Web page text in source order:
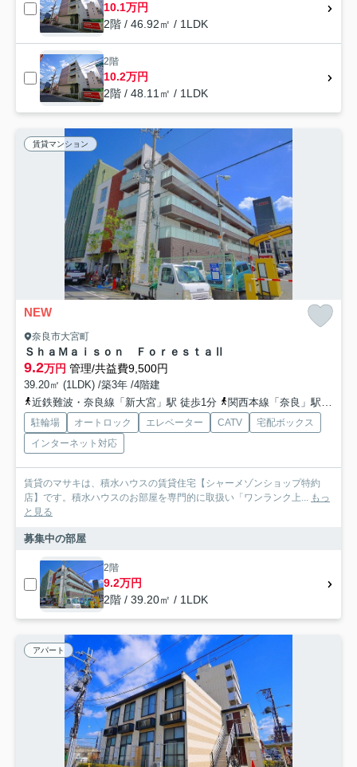
10.1万円
2階 / 46.92㎡ / 1LDK
2階
10.2万円
2階 / 48.11㎡ / 1LDK
賃貸マンション
NEW
奈良市大宮町
ＳｈａＭａｉｓｏｎ ＦｏｒｅｓｔａⅡ
9.2万円 管理/共益費9,500円
39.20㎡ (1LDK) /築3年 /4階建
近鉄難波・奈良線「新大宮」駅 徒歩1分
関西本線「奈良」駅 徒歩15分
駐輪場 オートロック エレベーター CATV
宅配ボックス
インターネット対応
賃貸のマサキは、積水ハウスの賃貸住宅【シャーメゾンショップ特約
店】です。積水ハウスのお部屋を専門的に取扱い「ワンランク上... もっ
と見る
募集中の部屋
2階
9.2万円
2階 / 39.20㎡ / 1LDK
アパート